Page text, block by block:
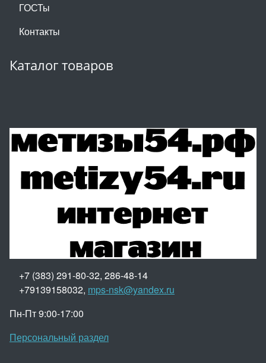
ГОСТы
Контакты
Каталог товаров
+7 (383) 291-80-32, 286-48-14
+79139158032, mps-nsk@yandex.ru
Пн-Пт 9:00-17:00
Персональный раздел